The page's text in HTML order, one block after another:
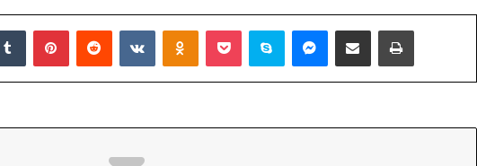
Tumblr Pinterest Reddit VKontakte Odnoklassniki Pocket Skype Messenger Podijeli putem Emaila Printaj